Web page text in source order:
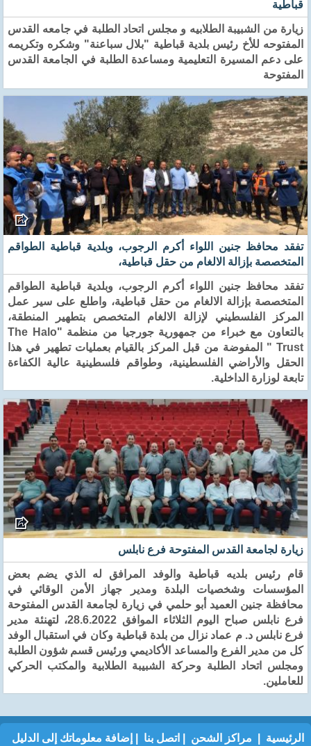
قباطية
زيارة من الشبيبة الطلابيه و مجلس اتحاد الطلبة في جامعه القدس
المفتوحه للأخ رئيس بلدية قباطية "بلال سباعنة" وشكره وتكريمه
على دعم المسيرة التعليمية ومساعدة الطلبة في الجامعة القدس
المفتوحة
تفقد محافظ جنين اللواء أكرم الرجوب، وبلدية قباطية الطواقم
المتخصصة بإزالة الالغام من حقل قباطية،
تفقد محافظ جنين اللواء أكرم الرجوب، وبلدية قباطية الطواقم
المتخصصة بإزالة الالغام من حقل قباطية، واطلع على سير عمل
المركز الفلسطيني لإزالة الالغام المتخصص بتطهير المنطقة،
بالتعاون مع خبراء من جمهورية جورجيا من منظمة "The Halo
Trust " المفوضة من قبل المركز بالقيام بعمليات تطهير في هذا
الحقل والأراضي الفلسطينية، وطواقم فلسطينية عالية الكفاءة
تابعة لوزارة الداخلية.
زيارة لجامعة القدس المفتوحة فرع نابلس
قام رئيس بلديه قباطية والوفد المرافق له الذي يضم بعض
المؤسسات وشخصيات البلدة ومدير جهاز الأمن الوقائي في
محافظة جنين العميد أبو حلمي في زيارة لجامعة القدس المفتوحة
فرع نابلس صباح اليوم الثلاثاء الموافق 28.6.2022، لتهنئة مدير
فرع نابلس د. م عماد نزال من بلدة قباطية وكان في استقبال الوفد
كل من مدير الفرع والمساعد الأكاديمي ورئيس قسم شؤون الطلبة
ومجلس اتحاد الطلبة وحركة الشبيبة الطلابية والمكتب الحركي
للعاملين.
الرئيسية مراكز الشحن اتصل بنا إضافة معلوماتك إلى الدليل